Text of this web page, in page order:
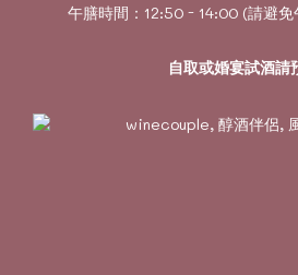
午膳時間：12:50 - 14:00 (請避免
自取或婚宴試酒請